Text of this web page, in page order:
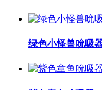
绿色小怪兽吮吸